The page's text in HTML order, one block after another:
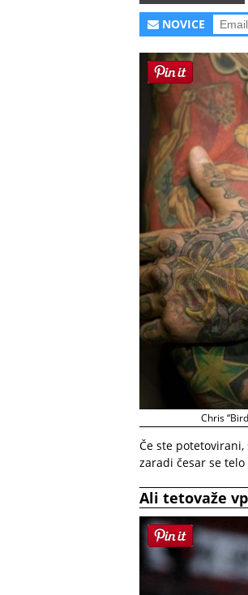
NOVICE
Chris
Če ste potetovirani,
zaradi česar se
Ali tetovaže